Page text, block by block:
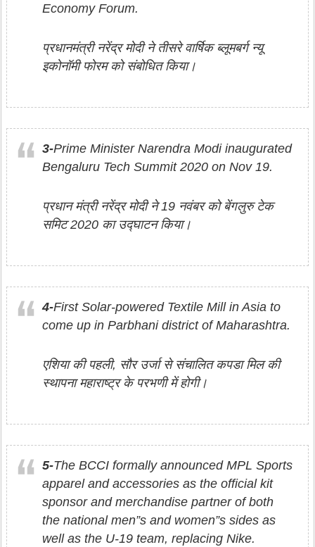
Economy Forum.
प्रधानमंत्री नरेंद्र मोदी ने तीसरे वार्षिक ब्लूमबर्ग न्यू
इकोनॉमी फोरम को संबोधित किया।
3-Prime Minister Narendra Modi inaugurated
Bengaluru Tech Summit 2020 on Nov 19.
प्रधान मंत्री नरेंद्र मोदी ने 19 नवंबर को बेंगलुरु टेक
समिट 2020 का उद्घाटन किया।
4-First Solar-powered Textile Mill in Asia to
come up in Parbhani district of Maharashtra.
एशिया की पहली, सौर उर्जा से संचालित कपडा मिल की
स्थापना महाराष्ट्र के परभणी में होगी।
5-The BCCI formally announced MPL Sports
apparel and accessories as the official kit
sponsor and merchandise partner of both
the national men”s and women”s sides as
well as the U-19 team, replacing Nike.